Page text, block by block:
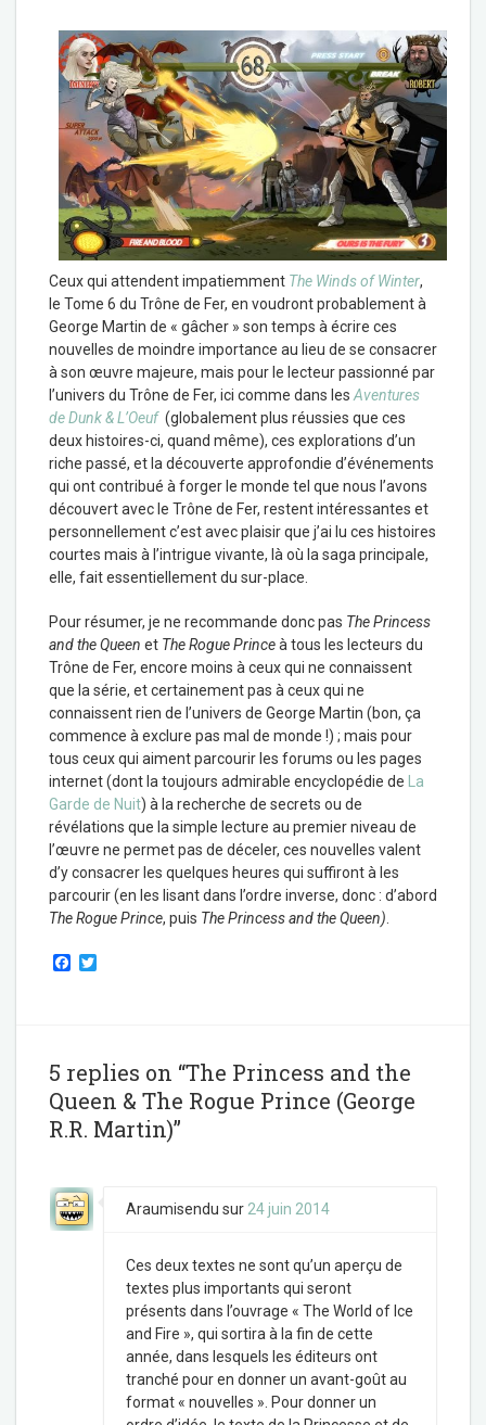
Ceux qui attendent impatiemment The Winds of Winter,
le Tome 6 du Trône de Fer, en voudront probablement à
George Martin de « gâcher » son temps à écrire ces
nouvelles de moindre importance au lieu de se consacrer
à son œuvre majeure, mais pour le lecteur passionné par
l’univers du Trône de Fer, ici comme dans les Aventures
de Dunk & L’Oeuf(globalement plus réussies que ces
deux histoires-ci, quand même), ces explorations d’un
riche passé, et la découverte approfondie d’événements
qui ont contribué à forger le monde tel que nous l’avons
découvert avec le Trône de Fer, restent intéressantes et
personnellement c’est avec plaisir que j’ai lu ces histoires
courtes mais à l’intrigue vivante, là où la saga principale,
elle, fait essentiellement du sur-place.
Pour résumer, je ne recommande donc pas The Princess
and the Queen et The Rogue Princeà tous les lecteurs du
Trône de Fer, encore moins à ceux qui ne connaissent
que la série, et certainement pas à ceux qui ne
connaissent rien de l’univers de George Martin (bon, ça
commence à exclure pas mal de monde !) ; mais pour
tous ceux qui aiment parcourir les forums ou les pages
internet (dont la toujours admirable encyclopédie de
La
Garde de Nuit) à la recherche de secrets ou de
révélations que la simple lecture au premier niveau de
l’œuvre ne permet pas de déceler, ces nouvelles valent
d’y consacrer les quelques heures qui suffiront à les
parcourir (en les lisant dans l’ordre inverse, donc : d’abord
The Rogue Prince, puis The Princess and the Queen)
F
o
k
r
5 replies on “The Princess and the
Queen & The Rogue Prince (George
R.R. Martin)”
Araumisendu sur 24 juin 2014
Ces deux textes ne sont qu’un aperçu de
textes plus importants qui seront
présents dans l’ouvrage « The World of Ice
and Fire », qui sortira à la fin de cette
année, dans lesquels les éditeurs ont
tranché pour en donner un avant-goût au
format « nouvelles ». Pour donner un